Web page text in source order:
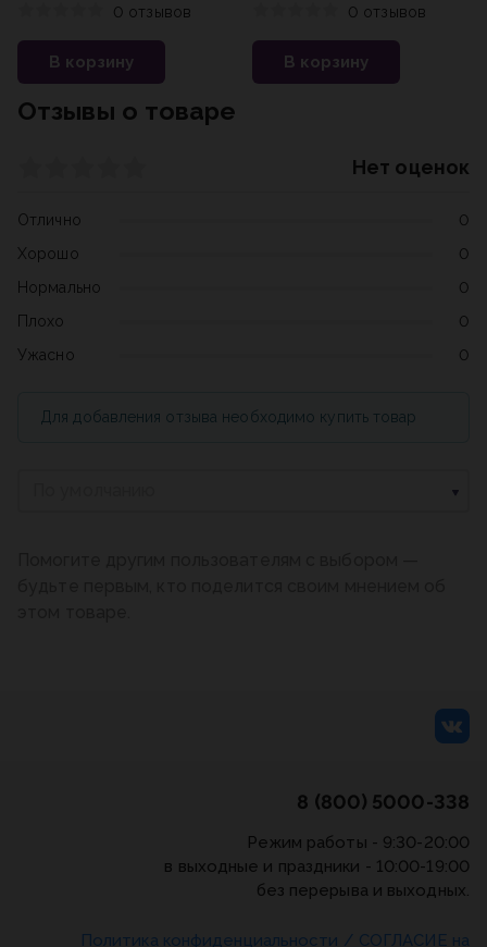
0 отзывов
В корзину
0 отзывов
В корзину
Отзывы о товаре
Нет оценок
Отлично
0
Хорошо
0
Нормально
0
Плохо
0
Ужасно
0
Для добавления отзыва необходимо купить товар
8 (800) 5000-338
Режим работы - 9:30-20:00
в выходные и праздники - 10:00-19:00
без перерыва и выходных.
Политика конфиденциальности / СОГЛАСИЕ на